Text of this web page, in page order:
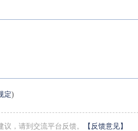
定)
，请到交流平台反馈。 【反馈意见】